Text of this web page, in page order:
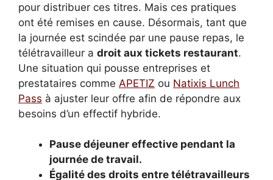
pour distribuer ces titres. Mais ces pratiques
ont été remises en cause. Désormais, tant que
la journée est scindée par une pause repas, le
télétravailleur a droit aux tickets restaurant.
Une situation qui pousse entreprises et
prestataires comme APETIZ ou Natixis Lunch
Pass à ajuster leur offre afin de répondre aux
besoins d’un effectif hybride.
Pause déjeuner effective pendant la
journée de travail.
Égalité des droits entre télétravailleurs